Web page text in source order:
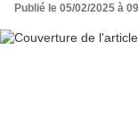
Publié le 05/02/2025 à